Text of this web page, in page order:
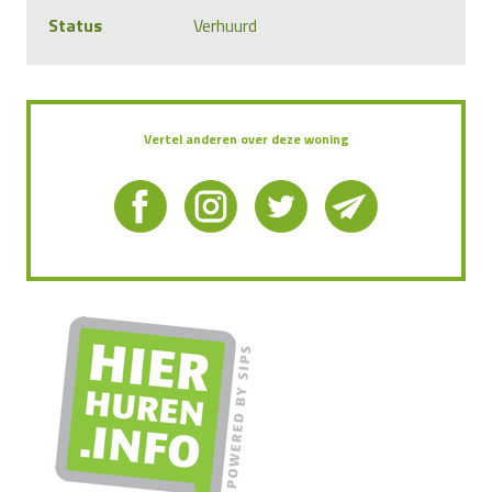
Status
Verhuurd
Vertel anderen over deze woning